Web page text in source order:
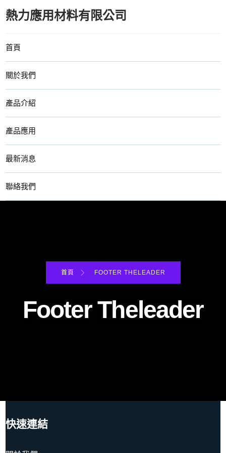
熱力應用材料有限公司
首頁
關於我們
產品介紹
產品應用
最新消息
聯絡我們
首頁 FOOTER THELEADER
Footer Theleader
快速連結